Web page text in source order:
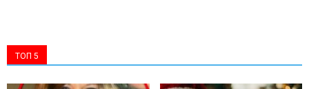
ТОП 5